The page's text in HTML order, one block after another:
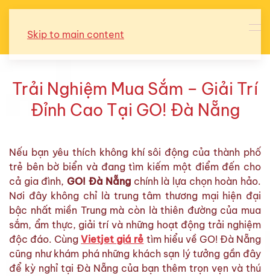
Skip to main content
Trải Nghiệm Mua Sắm – Giải Trí
Đỉnh Cao Tại GO! Đà Nẵng
Nếu bạn yêu thích không khí sôi động của thành phố
trẻ bên bờ biển và đang tìm kiếm một điểm đến cho
cả gia đình, GO! Đà Nẵng chính là lựa chọn hoàn hảo.
Nơi đây không chỉ là trung tâm thương mại hiện đại
bậc nhất miền Trung mà còn là thiên đường của mua
sắm, ẩm thực, giải trí và những hoạt động trải nghiệm
độc đáo. CùngVietjet giá rẻ tìm hiểu về GO! Đà Nẵng
cũng như khám phá những khách sạn lý tưởng gần đây
để kỳ nghỉ tại Đà Nẵng của bạn thêm trọn vẹn và thú